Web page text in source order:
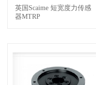
查看详情
英国Scaime 短宽度力传感
器MTRP